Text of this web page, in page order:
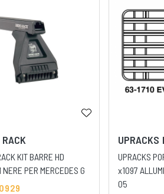
RACK
KIT BARRE HD
PER MERCEDES G
UPRACKS
UPRACKS
x1097
05